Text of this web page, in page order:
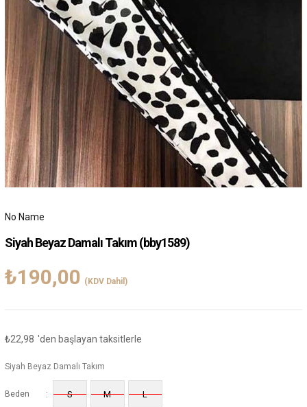
No Name
Siyah Beyaz Damalı Takım(bby1589)
₺190,00 (KDV Dahil)
₺22,98 'den başlayan taksitlerle
Siyah Beyaz Damalı Takım
Beden : S M L